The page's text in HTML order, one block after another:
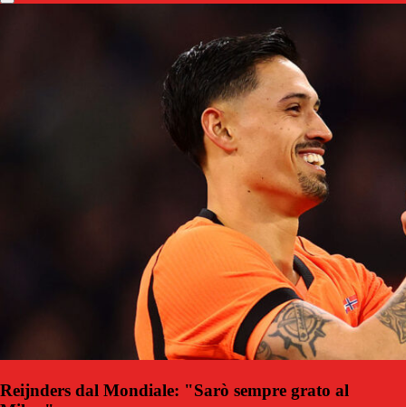
Reijnders dal Mondiale: "Sarò sempre grato al